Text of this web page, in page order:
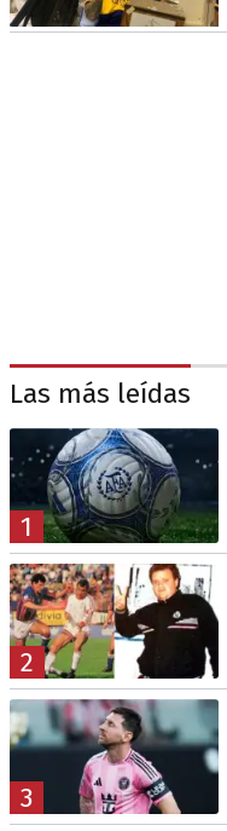
Las más leídas
1
2
3